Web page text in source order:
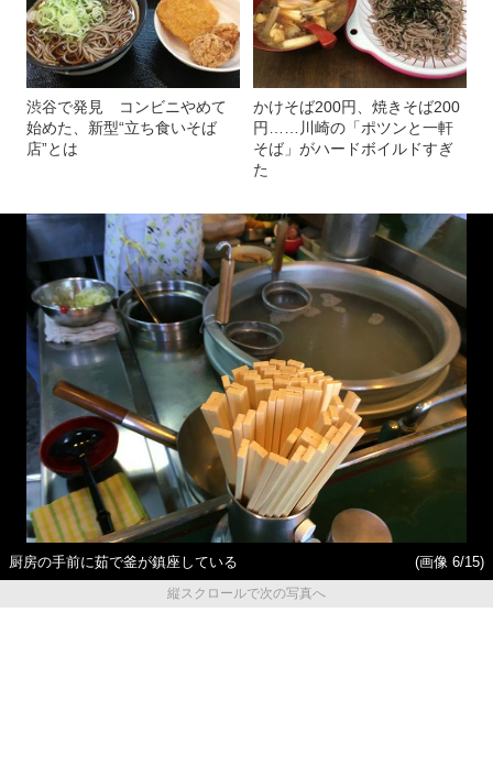
渋谷で発見 コンビニやめて
始めた、新型“立ち食いそば
店”とは
かけそば200円、焼きそば200
円……川崎の「ポツンと一軒
そば」がハードボイルドすぎ
た
厨房の手前に茹で釜が鎮座している
(画像 6/15)
縦スクロールで次の写真へ